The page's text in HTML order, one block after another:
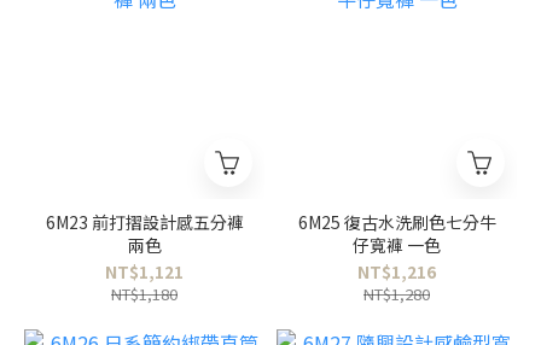
6M23 前打摺設計感五分褲
兩色
NT$1,121
NT$1,180
6M25 復古水洗刷色七分牛
仔寬褲 一色
NT$1,216
NT$1,280